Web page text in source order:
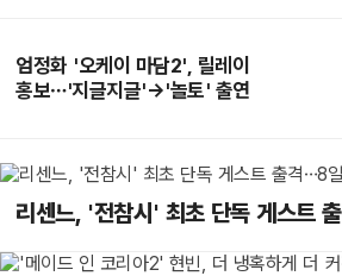
엄정화 '오케이 마담2', 릴레이
홍보…'지글지글'→'놀토' 출연
리센느, '전참시' 최초 단독 게스트